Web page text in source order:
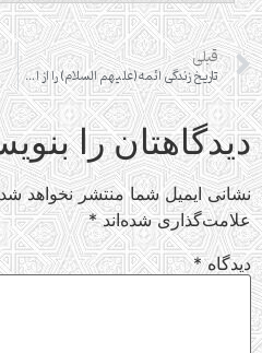
قبلی
تاریخ زندگی ائمه(علیهم السلام) را از احادیث ایشان بیشتر می توان فهمید
دیدگاهتان را
نشانی ایمیل شما منتشر نخواهد
علامت‌گذاری شده‌اند*
دیدگاه*